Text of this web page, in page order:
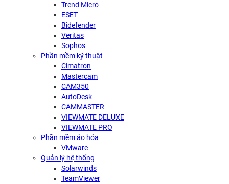
Trend Micro
ESET
Bidefender
Veritas
Sophos
Phần mềm kỹ thuật
Cimatron
Mastercam
CAM350
AutoDesk
CAMMASTER
VIEWMATE DELUXE
VIEWMATE PRO
Phần mềm ảo hóa
VMware
Quản lý hệ thống
Solarwinds
TeamViewer